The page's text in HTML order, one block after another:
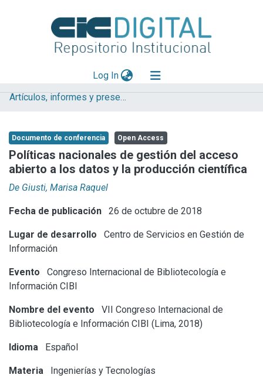
Log In(current)
Explorar
Aportar material
Statistics
Artículos, informes y presentaciones en Congresos CESGI
Documento de conferencia Open Access
Políticas nacionales de gestión del acceso
abierto a los datos y la producción científica
De Giusti, Marisa Raquel
Fecha de publicación 26 de octubre de 2018
Lugar de desarrollo
Centro de Servicios en Gestión de
Información
Evento
Congreso Internacional de Bibliotecología e
Información CIBI
Nombre del evento
VII Congreso Internacional de
Bibliotecología e Información CIBI (Lima, 2018)
Idioma Español
Materia Ingenierías y Tecnologías